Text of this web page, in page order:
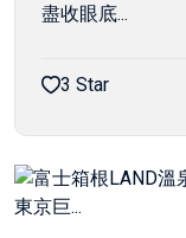
盡收眼底...
3 Star